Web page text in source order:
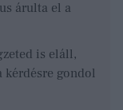
árulta el a
is eláll,
gondol